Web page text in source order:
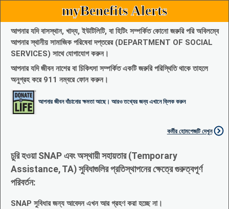
myBenefits Alerts
আপনার যদি বাসস্থান, খাদ্য, ইউটিলিটি, বা হিটিং সম্পর্কিত কোনো জরুরি পরি অবিলম্বে
আপনার স্থানীয় সামাজিক পরিষেবা দপ্তরের (DEPARTMENT OF SOCIAL
SERVICES) সাথে যোগাযোগ করুন।
আপনার যদি জীবন নাশের বা চিকিৎসা সম্পর্কিত একটি জরুরি পরিস্থিতি থাকে তাহলে
অনুগ্রহ করে 911 নম্বরে ফোন করুন।
আপনার জীবন বাঁচানোর ক্ষমতা আছে। আরও তথ্যের জন্য এখানে ক্লিক করুন
কর্মীর হোমপেজটি দেখুন
চুরি হওয়া SNAP এবং অস্থায়ী সহায়তার (Temporary
Assistance, TA) সুবিধাগুলির প্রতিস্থাপনের ক্ষেত্রে গুরুত্বপূর্ণ
পরিবর্তন:
SNAP সুবিধার জন্য আবেদন এখন আর গ্রহণ করা হচ্ছে না।